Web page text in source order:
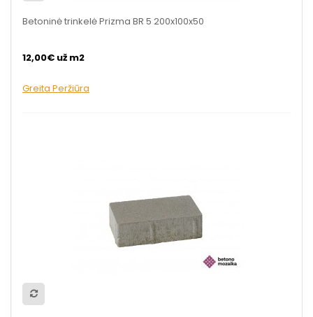
Betoninė trinkelė Prizma BR 5 200x100x50
12,00€ už m2
Greita Peržiūra